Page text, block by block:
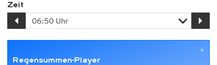
Zeit
×
Regensummen-Player